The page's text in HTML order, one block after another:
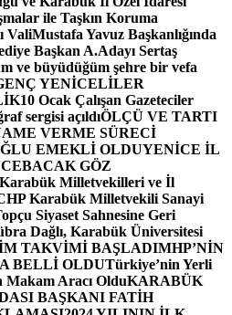
ile Taşkın Koruma
ValiMustafa Yavuz Başkanlığında
Başkan A.Adayı Sertaş
ve büyüdüğüm şehre bir vefa
YENİCELİLER
10 Ocak Çalışan Gazeteciler
sergisi açıldıÖLÇÜ VE TARTI
VERME SÜRECİ
EMEKLİ OLDUYENİCE İL
GÖZ
Milletvekilleri ve İl
Karabük Milletvekili Sanayi
Siyaset Sahnesine Geri
Dağlı, Karabük Üniversitesi
TAKVİMİ BAŞLADIMHP’NİN
BELLİ OLDUTürkiye’nin Yerli
Aracı OlduKARABÜK
BAŞKANI FATİH